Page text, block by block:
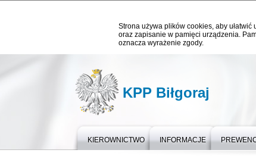
Strona używa plików cookies, aby
oraz zapisanie w pamięci urządzenia.
oznacza wyrażenie zgody.
KPP Biłgoraj
KIEROWNICTWO INFORMACJE